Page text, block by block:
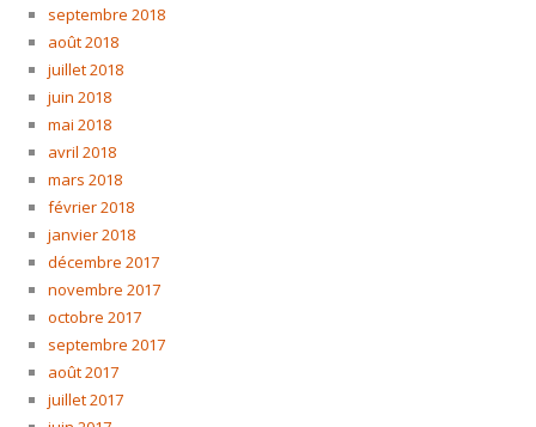
septembre 2018
août 2018
juillet 2018
juin 2018
mai 2018
avril 2018
mars 2018
février 2018
janvier 2018
décembre 2017
novembre 2017
octobre 2017
septembre 2017
août 2017
juillet 2017